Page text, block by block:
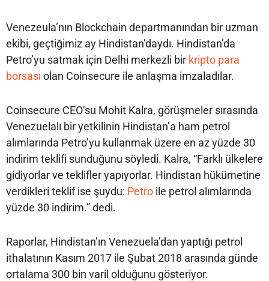
Venezeula’nın Blockchain departmanından bir uzman
ekibi, geçtiğimiz ay Hindistan’daydı. Hindistan’da
Petro’yu satmak için Delhi merkezli bir kripto para
borsası olan Coinsecure ile anlaşma imzaladılar.
Coinsecure CEO’su Mohit Kalra, görüşmeler sırasında
Venezuelalı bir yetkilinin Hindistan’a ham petrol
alımlarında Petro’yu kullanmak üzere en az yüzde 30
indirim teklifi sunduğunu söyledi. Kalra, “Farklı ülkelere
gidiyorlar ve teklifler yapıyorlar. Hindistan hükümetine
verdikleri teklif ise şuydu: Petro ile petrol alımlarında
yüzde 30 indirim.” dedi.
Raporlar, Hindistan’ın Venezuela’dan yaptığı petrol
ithalatının Kasım 2017 ile Şubat 2018 arasında günde
ortalama 300 bin varil olduğunu gösteriyor.